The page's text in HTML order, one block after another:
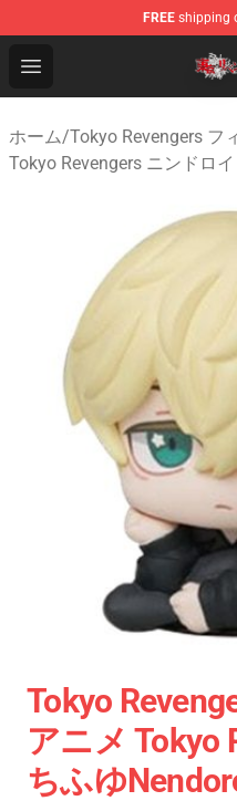
FREE shipping
Open menu
Tokyo Revengers
ホーム/Tokyo Revengers フ
Tokyo Revengers ニンドロイ
Tokyo
アニメ Tokyo
ちふゆ